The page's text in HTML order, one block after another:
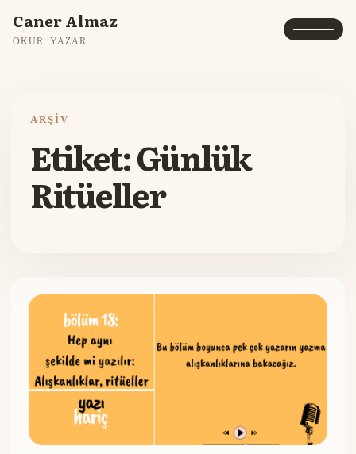
Caner Almaz
OKUR. YAZAR.
ARŞIV
Etiket:Günlük
Ritüeller